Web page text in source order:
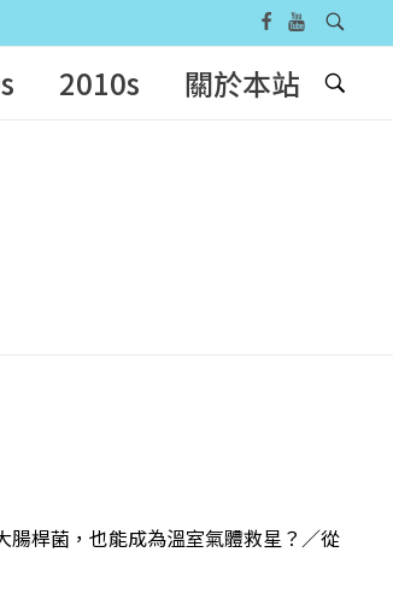
2010s 關於本站
桿菌，也能成為溫室氣體救星？／從